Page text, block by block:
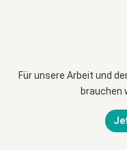
Für unsere Arbeit und
brauchen